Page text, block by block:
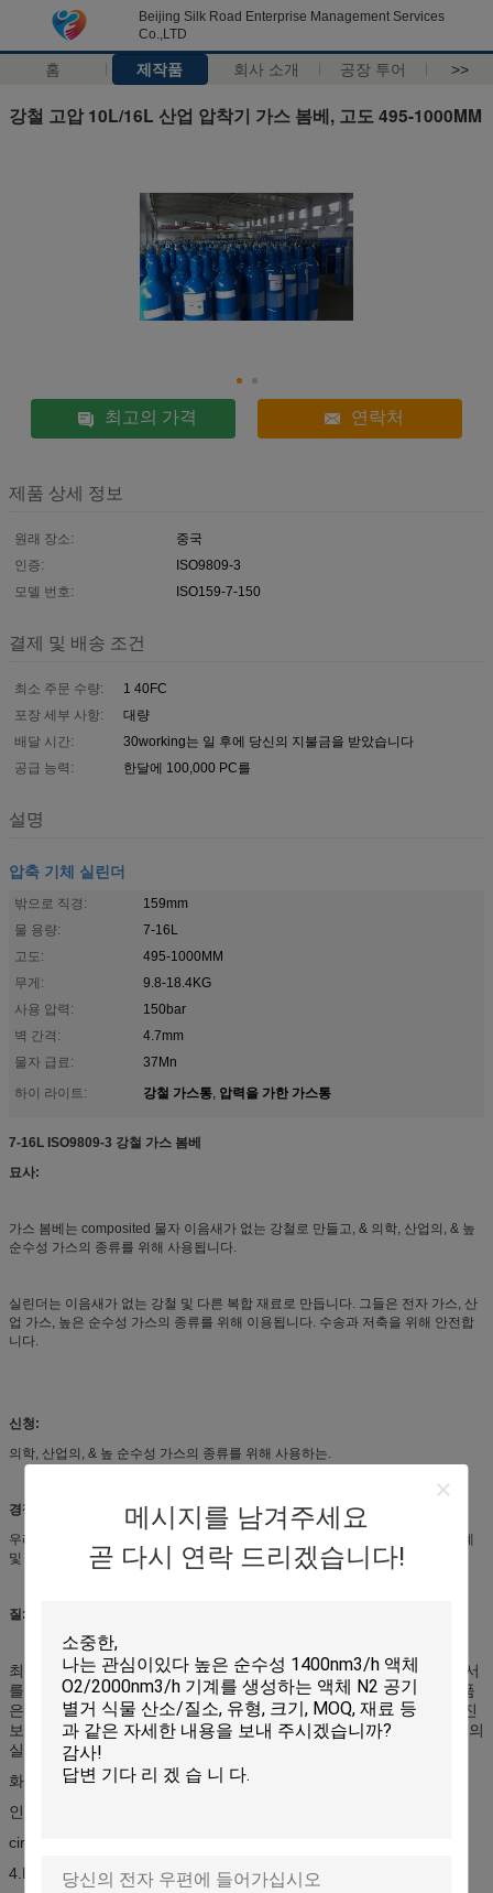
Beijing Silk Road Enterprise Management Services
Co.,LTD
홈 제작품 회사 소개 공장 투어 >>
메시지를 남겨주세요
곧 다시 연락 드리겠습니다!
강철 고압 10L/16L 산업 압착기 가스 봄베, 고도 495-1000MM
최고의 가격 연락처
제품 상세 정보
원래 장소:
중국
인증:
ISO9809-3
모델 번호:
ISO159-7-150
결제 및 배송 조건
최소 주문 수량:
1 40FC
포장 세부 사항:
대량
배달 시간:
30working는 일 후에 당신의 지불금을 받았습니다
공급 능력:
한달에 100,000 PC를
설명
압축 기체 실린더
밖으로 직경:
159mm
물 용량:
7-16L
고도:
495-1000MM
무게:
9.8-18.4KG
사용 압력:
150bar
벽 간격:
4.7mm
물자 급료:
37Mn
하이 라이트:
강철 가스통, 압력을 가한 가스통
7-16L ISO9809-3 강철 가스 봄베
묘사:
가스 봄베는 composited 물자 이음새가 없는 강철로 만들고, & 의학, 산업의, & 높
순수성 가스의 종류를 위해 사용됩니다.
실린더는 이음새가 없는 강철 및 다른 복합 재료로 만듭니다. 그들은 전자 가스, 산
업 가스, 높은 순수성 가스의 종류를 위해 이용됩니다. 수송과 저축을 위해 안전합
니다.
신청:
의학, 산업의, & 높 순수성 가스의 종류를 위해 사용하는.
경쟁 이점:
우리는 많은 국가 및 지역 년에 아주 수출했습니다. 우리는 엄격한 품질 관리 체계
및 아주 알맞은 가격이 있습니다.
질:
최상 원료는 채택될 것입니다, 우리의 실린더 공장은 ISO9001 증명서
를 소유하고, 우리는 이 분야에서 20년 이상 이었습니다, 우리의 제품
은 아프리카에 있는 시장으로, 특히 거의 전 세계 판매되고 아시아, 진
보된 가공 엄격한 테스트 및 우리의 클라이언트의 신뢰는 둘 다 우리의
실린더 질을 보장합니다:
화학 analysia를 검출하는 1.Spectrum analzer.
인장 시험과 구부리는 시험을 만드는 2.Mechanical 기능.
cirumferential 용접을 검열하는 3.X 광선 침묵하는 탐지.
4.Hydraulic 테스트.